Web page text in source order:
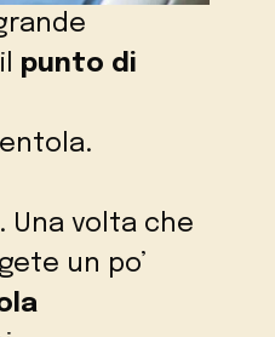
punto di
. Una volta che
un po’